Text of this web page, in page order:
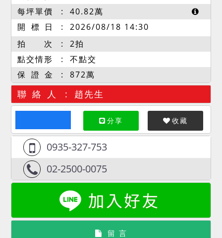
每坪單價
40.82萬
開 標 日
2026/08/18 14:30
拍 次
2拍
點交情形
不點交
保 證 金
872萬
聯 絡 人 趙先生
分享 收藏
0935-327-753
02-2500-0075
留 言